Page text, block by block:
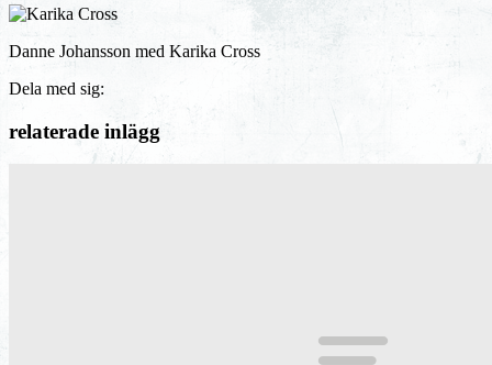
Danne Johansson med Karika Cross
Dela med sig:
relaterade inlägg